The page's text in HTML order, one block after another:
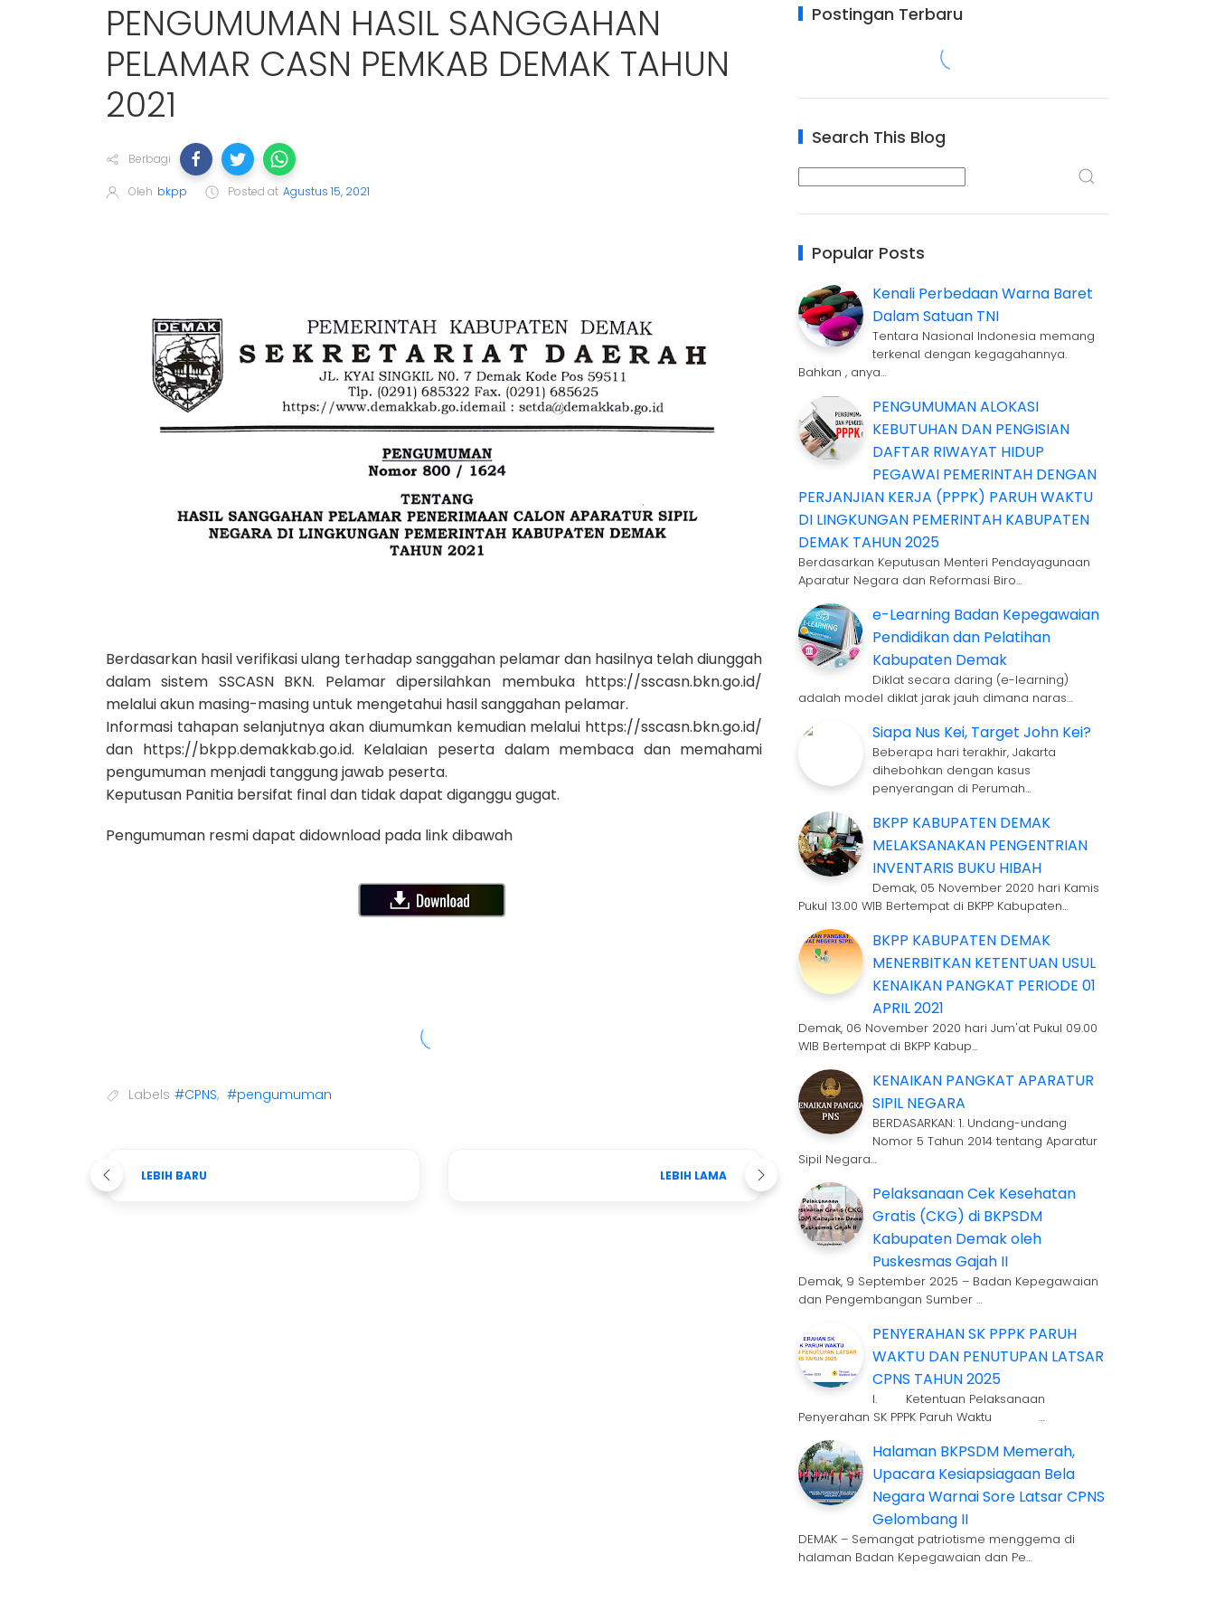
PENGUMUMAN HASIL SANGGAHAN
PELAMAR CASN PEMKAB DEMAK TAHUN
2021
Berbagi
Oleh bkpp Posted at Agustus 15, 2021
Berdasarkan hasil verifikasi ulang terhadap sanggahan pelamar dan hasilnya telah diunggah
dalam sistem SSCASN BKN. Pelamar dipersilahkan membuka https://sscasn.bkn.go.id/
melalui akun masing-masing untuk mengetahui hasil sanggahan pelamar.
Informasi tahapan selanjutnya akan diumumkan kemudian melalui https://sscasn.bkn.go.id/
dan https://bkpp.demakkab.go.id. Kelalaian peserta dalam membaca dan memahami
pengumuman menjadi tanggung jawab peserta.
Keputusan Panitia bersifat final dan tidak dapat diganggu gugat.
Pengumuman resmi dapat didownload pada link dibawah
Labels #CPNS, #pengumuman
LEBIH BARU LEBIH LAMA
Postingan Terbaru
Search This Blog
Popular Posts
Kenali Perbedaan Warna Baret
Dalam Satuan TNI
Tentara Nasional Indonesia memang
terkenal dengan kegagahannya.
Bahkan , anya…
PENGUMUMAN ALOKASI
KEBUTUHAN DAN PENGISIAN
DAFTAR RIWAYAT HIDUP
PEGAWAI PEMERINTAH DENGAN
PERJANJIAN KERJA (PPPK) PARUH WAKTU
DI LINGKUNGAN PEMERINTAH KABUPATEN
DEMAK TAHUN 2025
Berdasarkan Keputusan Menteri Pendayagunaan
Aparatur Negara dan Reformasi Biro…
e-Learning Badan Kepegawaian
Pendidikan dan Pelatihan
Kabupaten Demak
Diklat secara daring (e-learning)
adalah model diklat jarak jauh dimana naras…
Siapa Nus Kei, Target John Kei?
Beberapa hari terakhir, Jakarta
dihebohkan dengan kasus
penyerangan di Perumah…
BKPP KABUPATEN DEMAK
MELAKSANAKAN PENGENTRIAN
INVENTARIS BUKU HIBAH
Demak, 05 November 2020 hari Kamis
Pukul 13.00 WIB Bertempat di BKPP Kabupaten…
BKPP KABUPATEN DEMAK
MENERBITKAN KETENTUAN USUL
KENAIKAN PANGKAT PERIODE 01
APRIL 2021
Demak, 06 November 2020 hari Jum'at Pukul 09.00
WIB Bertempat di BKPP Kabup…
KENAIKAN PANGKAT APARATUR
SIPIL NEGARA
BERDASARKAN: 1. Undang-undang
Nomor 5 Tahun 2014 tentang Aparatur
Sipil Negara…
Pelaksanaan Cek Kesehatan
Gratis (CKG) di BKPSDM
Kabupaten Demak oleh
Puskesmas Gajah II
Demak, 9 September 2025 – Badan Kepegawaian
dan Pengembangan Sumber …
PENYERAHAN SK PPPK PARUH
WAKTU DAN PENUTUPAN LATSAR
CPNS TAHUN 2025
I. Ketentuan Pelaksanaan
Penyerahan SK PPPK Paruh Waktu …
Halaman BKPSDM Memerah,
Upacara Kesiapsiagaan Bela
Negara Warnai Sore Latsar CPNS
Gelombang II
DEMAK – Semangat patriotisme menggema di
halaman Badan Kepegawaian dan Pe…